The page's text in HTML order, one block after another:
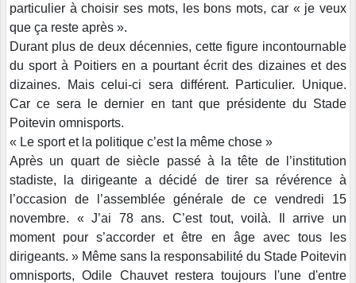
particulier à choisir ses mots, les bons mots, car « je veux
que ça reste après ».
Durant plus de deux décennies, cette figure incontournable
du sport à Poitiers en a pourtant écrit des dizaines et des
dizaines. Mais celui-ci sera différent. Particulier. Unique.
Car ce sera le dernier en tant que présidente du Stade
Poitevin omnisports.
« Le sport et la politique c’est la même chose »
Après un quart de siècle passé à la tête de l’institution
stadiste, la dirigeante a décidé de tirer sa révérence à
l’occasion de l’assemblée générale de ce vendredi 15
novembre. « J’ai 78 ans. C’est tout, voilà. Il arrive un
moment pour s’accorder et être en âge avec tous les
dirigeants. » Même sans la responsabilité du Stade Poitevin
omnisports, Odile Chauvet restera toujours l'une d'entre